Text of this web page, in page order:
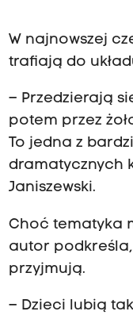
W najnowszej
trafiają do
– Przedzierają
potem przez
To jedna z
dramatycznych
Janiszewski.
Choć tematyka
autor
przyjmują.
– Dzieci lubią